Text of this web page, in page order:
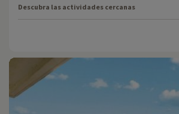
Descubra las actividades cercanas